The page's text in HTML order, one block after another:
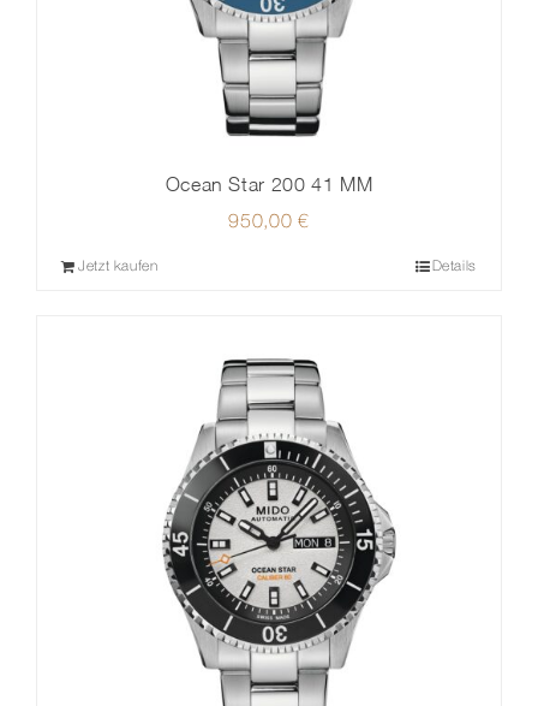
Ocean Star 200 41 MM
950,00 €
Jetzt kaufen Details